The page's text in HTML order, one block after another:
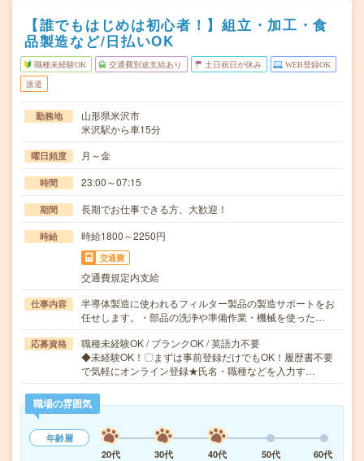
【誰でもはじめは初心者！】組立・加工・食
品製造など/日払いOK
職種未経験OK 交通費別途支給あり 土日祝日が休み WEB登録OK
派遣
勤務地
山形県米沢市
米沢駅から車15分
曜日頻度 月～金
時間 23:00～07:15
期間 長期でお仕事できる方、大歓迎！
時給 時給1800～2250円
交通費
交通費規定内支給
仕事内容
半導体製造に使われるフィルター製品の製造サポートをお
任せします。・部品の洗浄や準備作業・機械を使った…
応募資格
職種未経験OK / ブランクOK / 英語力不要
◆未経験OK！〇まずは事前登録だけでもOK！履歴書不要
で気軽にオンライン登録★氏名・職種などを入力す…
職場の雰囲気
年齢層
20代
30代 40代 50代 60代